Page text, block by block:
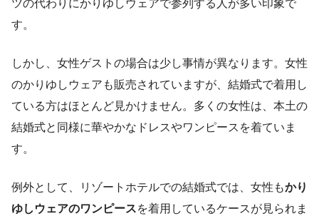
ツの代わりにかりゆしウェアで参列する人が多い印象で
す。
しかし、女性ゲストの場合は少し事情が異なります。女性
のかりゆしウェアも販売されていますが、結婚式で着用し
ている方はほとんど見かけません。多くの女性は、本土の
結婚式と同様に華やかなドレスやワンピースを着ていま
す。
例外として、リゾートホテルでの結婚式では、女性もかり
ゆしウェアのワンピースを着用しているケースが見られま